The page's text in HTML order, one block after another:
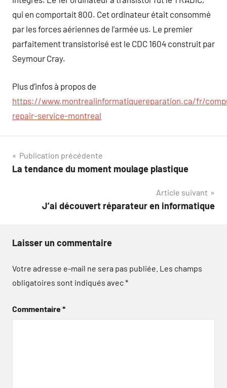
qui en comportait 800. Cet ordinateur était consommé
par les forces aériennes de l’armée us. Le premier
parfaitement transistorisé est le CDC 1604 construit par
Seymour Cray.
Plus d’infos à propos de
https://www.montrealinformatiquereparation.ca/fr/
repair-service-montreal
Navigation
de
Publication précédente
La tendance du moment moulage plastique
Article suivant
J’ai découvert réparateur en informatique
Laisser un commentaire
Votre adresse e-mail ne sera pas publiée. Les champs
obligatoires sont indiqués avec*
Commentaire*